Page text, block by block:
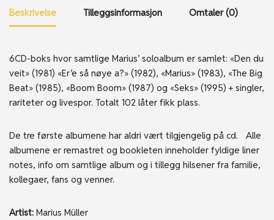
Beskrivelse Tilleggsinformasjon Omtaler (0)
6CD-boks hvor samtlige Marius’ soloalbum er samlet: «Den du
veit» (1981) «Er’e så nøye a?» (1982), «Marius» (1983), «The Big
Beat» (1985), «Boom Boom» (1987) og «Seks» (1995) + singler,
rariteter og livespor. Totalt 102 låter fikk plass.
De tre første albumene har aldri vært tilgjengelig på cd. Alle
albumene er remastret og bookleten inneholder fyldige liner
notes, info om samtlige album og i tillegg hilsener fra familie,
kollegaer, fans og venner.
Artist: Marius Müller